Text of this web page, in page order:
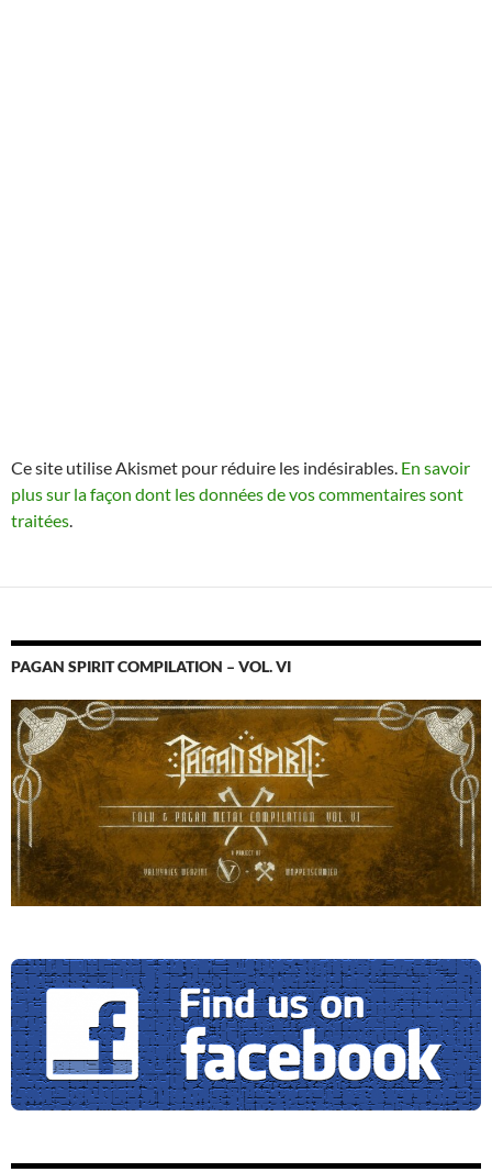
Ce site utilise Akismet pour réduire les indésirables. En savoir
plus sur la façon dont les données de vos commentaires sont
traitées.
PAGAN SPIRIT COMPILATION – VOL. VI